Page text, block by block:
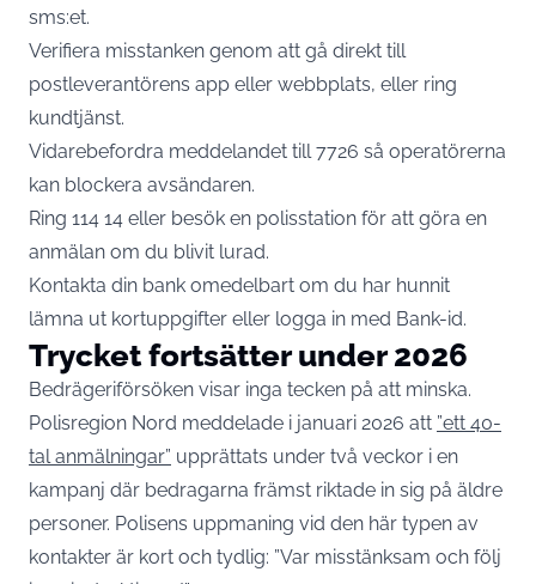
sms:et.
Verifiera misstanken genom att gå direkt till
postleverantörens app eller webbplats, eller ring
kundtjänst.
Vidarebefordra meddelandet till 7726 så operatörerna
kan blockera avsändaren.
Ring 114 14 eller besök en polisstation för att göra en
anmälan om du blivit lurad.
Kontakta din bank omedelbart om du har hunnit
lämna ut kortuppgifter eller logga in med Bank-id.
Trycket fortsätter under 2026
Bedrägeriförsöken visar inga tecken på att minska.
Polisregion Nord meddelade i januari 2026 att ”ett 40-
tal anmälningar” upprättats under två veckor i en
kampanj där bedragarna främst riktade in sig på äldre
personer. Polisens uppmaning vid den här typen av
kontakter är kort och tydlig: ”Var misstänksam och följ